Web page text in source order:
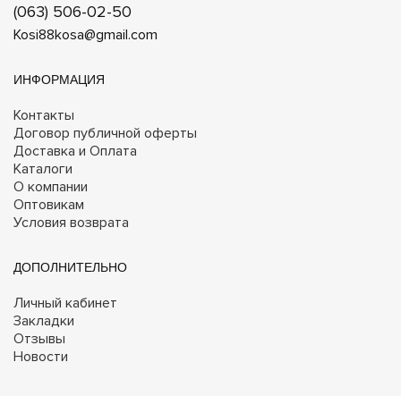
(063) 506-02-50
Kosi88kosa@gmail.com
ИНФОРМАЦИЯ
Контакты
Договор публичной оферты
Доставка и Оплата
Каталоги
О компании
Оптовикам
Условия возврата
ДОПОЛНИТЕЛЬНО
Личный кабинет
Закладки
Отзывы
Новости